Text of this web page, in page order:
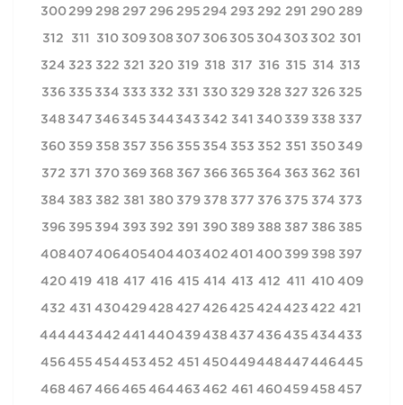
289
290
291
292
293
294
295
296
297
298
299
300
301
302
303
304
305
306
307
308
309
310
311
312
313
314
315
316
317
318
319
320
321
322
323
324
325
326
327
328
329
330
331
332
333
334
335
336
337
338
339
340
341
342
343
344
345
346
347
348
349
350
351
352
353
354
355
356
357
358
359
360
361
362
363
364
365
366
367
368
369
370
371
372
373
374
375
376
377
378
379
380
381
382
383
384
385
386
387
388
389
390
391
392
393
394
395
396
397
398
399
400
401
402
403
404
405
406
407
408
409
410
411
412
413
414
415
416
417
418
419
420
421
422
423
424
425
426
427
428
429
430
431
432
433
434
435
436
437
438
439
440
441
442
443
444
445
446
447
448
449
450
451
452
453
454
455
456
457
458
459
460
461
462
463
464
465
466
467
468